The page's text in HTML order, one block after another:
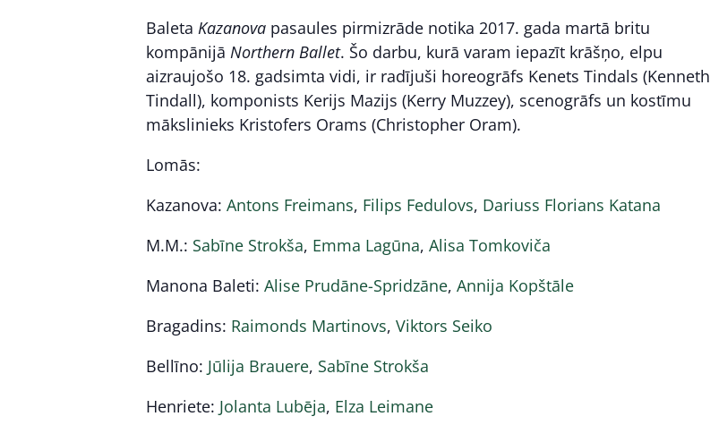
Baleta Kazanova pasaules pirmizrāde notika 2017. gada martā britu
kompānijā Northern Ballet. Šo darbu, kurā varam iepazīt krāšņo, elpu
aizraujošo 18. gadsimta vidi, ir radījuši horeogrāfs Kenets Tindals (Kenneth
Tindall), komponists Kerijs Mazijs (Kerry Muzzey), scenogrāfs un kostīmu
mākslinieks Kristofers Orams (Christopher Oram).
Lomās:
Kazanova: Antons Freimans, Filips Fedulovs, Dariuss Florians Katana
M.M.: Sabīne Strokša, Emma Lagūna, Alisa Tomkoviča
Manona Baleti: Alise Prudāne-Spridzāne, Annija Kopštāle
Bragadins: Raimonds Martinovs, Viktors Seiko
Bellīno: Jūlija Brauere, Sabīne Strokša
Henriete: Jolanta Lubēja, Elza Leimane